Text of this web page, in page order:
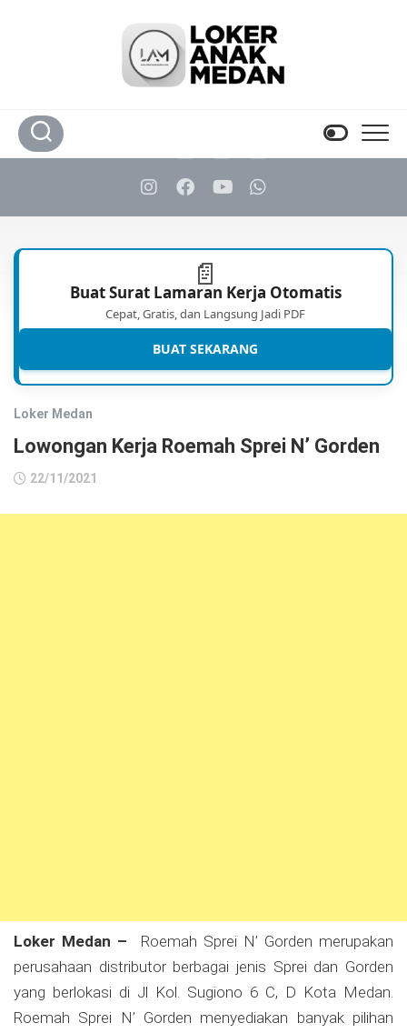
📄
Buat Surat Lamaran Kerja Otomatis
Cepat, Gratis, dan Langsung Jadi PDF
BUAT SEKARANG
Loker Medan
Lowongan Kerja Roemah Sprei N’ Gorden
22/11/2021
Loker Medan – Roemah Sprei N’ Gorden merupakan
perusahaan distributor berbagai jenis Sprei dan Gorden
yang berlokasi di Jl Kol. Sugiono 6 C, D Kota Medan.
Roemah Sprei N’ Gorden menyediakan banyak pilihan